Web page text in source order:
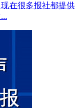
在很多报社都提供